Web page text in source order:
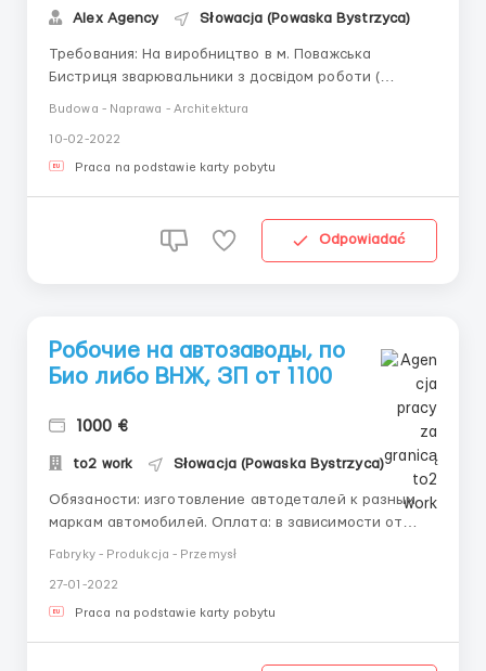
Alex Agency Słowacja (Powaska Bystrzyca)
Требования: На виробництво в м. Поважська
Бистриця зварювальники з досвідом роботи (
протязі 7 днів Обов язки: зварювання труб з
автодеталями, шліфування. Робота стояча. зна...
Budowa - Naprawa - Architektura
10-02-2022
Praca na podstawie karty pobytu
Odpowiadać
Робочие на автозаводы, по
Био либо ВНЖ, ЗП от 1100
1000 €
to2 work Słowacja (Powaska Bystrzyca)
Обязаности: изготовление автодеталей к разным
маркам автомобилей. Оплата: в зависимости от
производства, платное либо бесплатное. На
некоторых производствах есть столовая, выдают
Fabryky - Produkcja - Przemysł
27-01-2022
Praca na podstawie karty pobytu